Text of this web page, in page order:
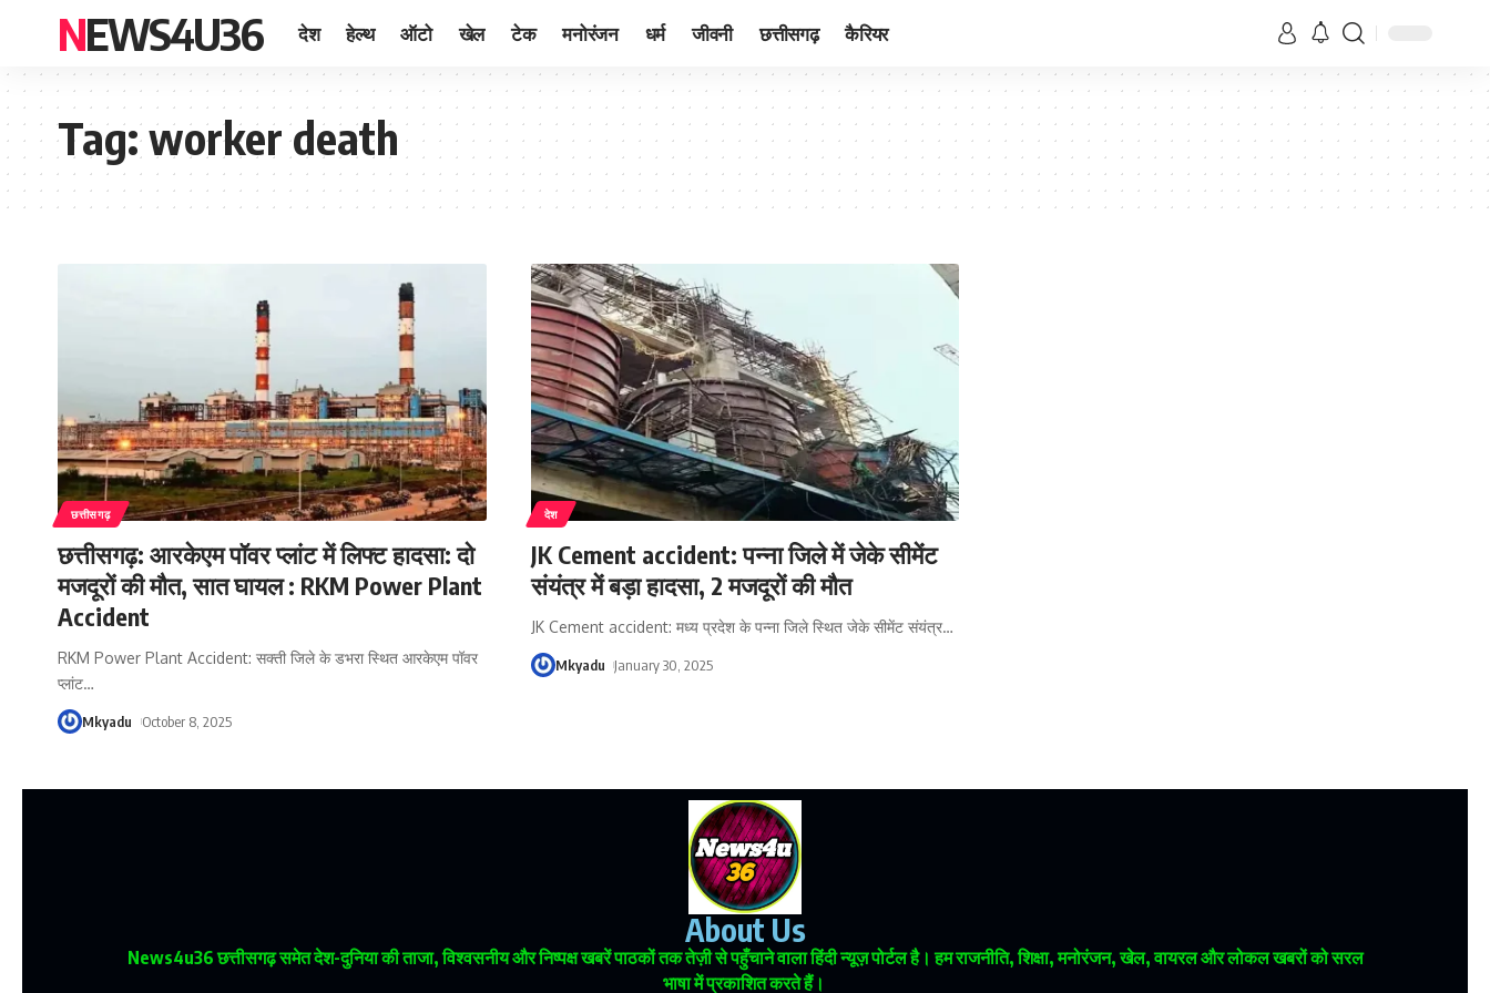
NEWS4U36 देश हेल्थ ऑटो खेल टेक मनोरंजन धर्म जीवनी छत्तीसगढ़ कैरियर
Tag:worker death
छत्तीसगढ़
छत्तीसगढ़: आरकेएम पॉवर प्लांट में लिफ्ट हादसा: दो
मजदूरों की मौत, सात घायल : RKM Power Plant
Accident
RKM Power Plant Accident: सक्ती जिले के डभरा स्थित आरकेएम पॉवर
प्लांट…
Mkyadu October 8, 2025
देश
JK Cement accident: पन्ना जिले में जेके सीमेंट
संयंत्र में बड़ा हादसा, 2 मजदूरों की मौत
JK Cement accident: मध्य प्रदेश के पन्ना जिले स्थित जेके सीमेंट संयंत्र…
Mkyadu January 30, 2025
About Us
News4u36छत्तीसगढ़ समेत देश-दुनिया की ताजा, विश्वसनीय और निष्पक्ष खबरें पाठकों तक तेज़ी से पहुँचाने वाला हिंदी न्यूज़ पोर्टल है। हम राजनीति, शिक्षा, मनोरंजन, खेल, वायरल और लोकल खबरों को सरल
भाषा में प्रकाशित करते हैं।